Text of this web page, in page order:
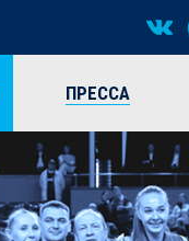
ПРЕССА